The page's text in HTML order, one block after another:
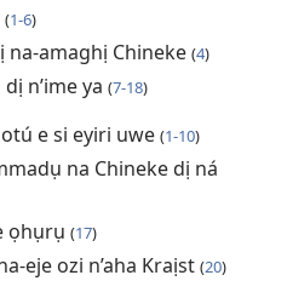
(1-6)
na-amaghị Chineke (4)
n’ime ya (7-18)
e si eyiri uwe (1-10)
na Chineke dị ná
ọhụrụ (17)
eje ozi n’aha Kraịst (20)